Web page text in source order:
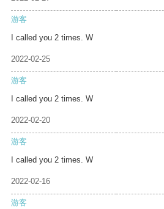
游客
I called you 2 times. W
2022-02-25
游客
I called you 2 times. W
2022-02-20
游客
I called you 2 times. W
2022-02-16
游客